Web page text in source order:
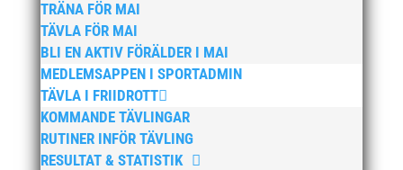
TRÄNA FÖR MAI
TÄVLA FÖR MAI
BLI EN AKTIV FÖRÄLDER I MAI
MEDLEMSAPPEN I SPORTADMIN
TÄVLA I FRIIDROTT
KOMMANDE TÄVLINGAR
RUTINER INFÖR TÄVLING
RESULTAT & STATISTIK
Wictor i galacentrum – sedan blir det Pallasspelen
januari, 2026
Lasse Johnssons livsgärning hyllad på Friidrottsgalan
28 januari, 2026
maj 2026
april 2026